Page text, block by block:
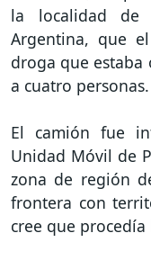
la localidad de
Argentina, que
droga que estaba
a cuatro personas.
El camión fue
Unidad Móvil de
zona de región
frontera con
cree que